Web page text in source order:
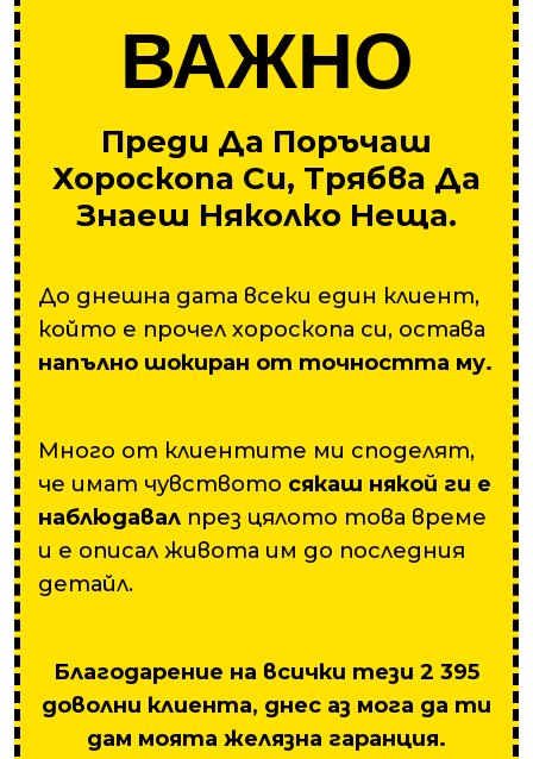
ВАЖНО
Преди Да Поръчаш
Хороскопа Си, Трябва Да
Знаеш Няколко Неща.
До днешна дата всеки един клиент,
който е прочел хороскопа си, остава
напълно шокиран от точността му.
Много от клиентите ми споделят,
че имат чувството сякаш някой ги е
наблюдавал през цялото това време
и е описал живота им до последния
детайл.
Благодарение на всички тези 2 395
доволни клиента, днес аз мога да ти
дам моята желязна гаранция.